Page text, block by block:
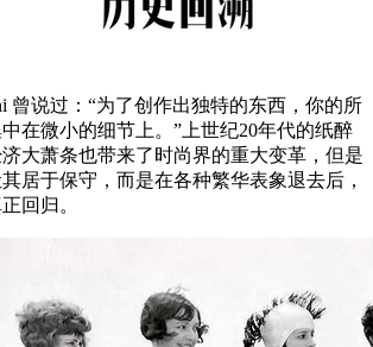
说过：“为了创作出独特的东西，你的所
在微小的细节上。”上世纪20年代的纸醉
大萧条也带来了时尚界的重大变革，但是
居于保守，而是在各种繁华表象退去后，
回归。